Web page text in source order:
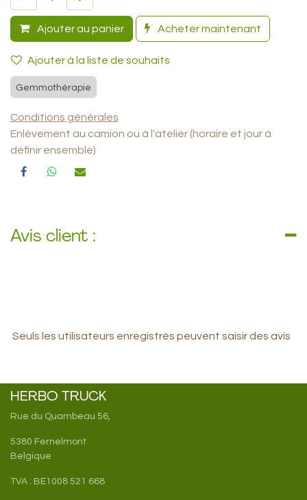
Ajouter au panier Acheter maintenant
Ajouter à la liste de souhaits
Gemmothérapie
Conditions générales
Enlèvement au camion ou à l'atelier (horaire et jour à
définir ensemble)
Avis client :
Seuls les utilisateurs enregistrés peuvent saisir des avis
HERBO TRUCK
Rue du Quambeau 56,
5380 Fernelmont
Belgique
TVA : BE1008 521 668